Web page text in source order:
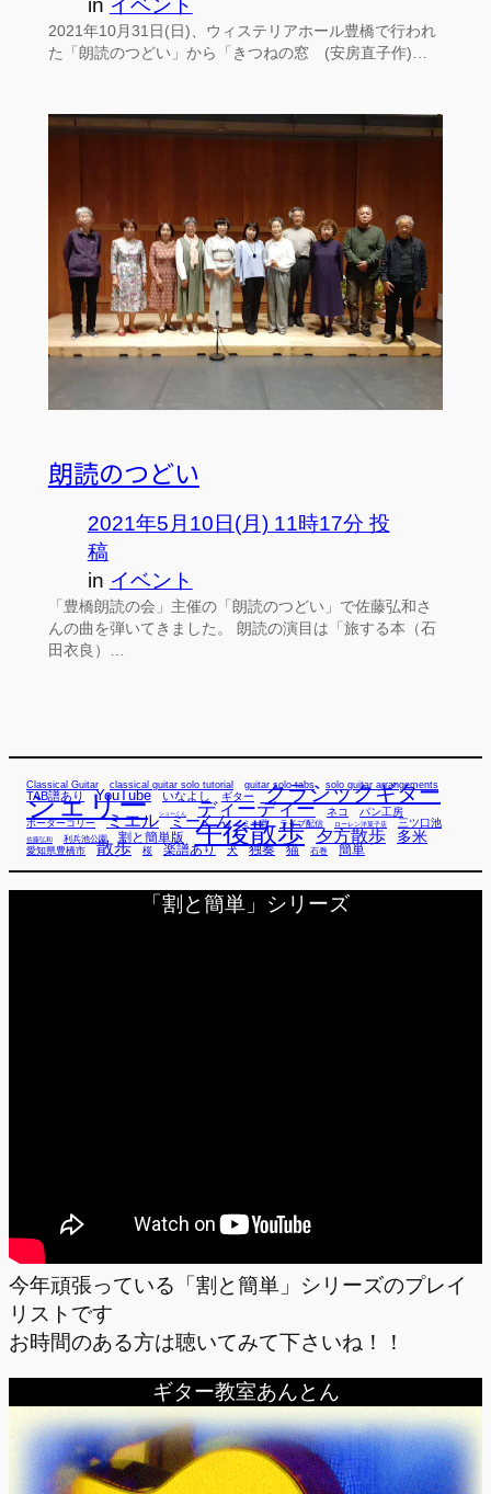
in イベント
2021年10月31日(日)、ウィステリアホール豊橋で行われ
た「朗読のつどい」から「きつねの窓 (安房直子作)…
朗読のつどい
2021年5月10日(月) 11時17分 投
稿
in イベント
「豊橋朗読の会」主催の「朗読のつどい」で佐藤弘和さ
んの曲を弾いてきました。 朗読の演目は「旅する本（石
田衣良）…
Classical Guitar classical guitar solo tutorial guitar solo tabs solo guitar arrangements
TAB譜あり YouTube いなよし ギター クラシックギター
シェリー シューくん ディーディー ネコ パン工房
ボーダーコリー ミエル ミーくん ミー君 ライブ配信 ローレン洋菓子店 三ツ口池
佐藤弘和 利兵池公園 割と簡単版 午後散歩 夕方散歩 多米
愛知県豊橋市 散歩 桜 楽譜あり 犬 独奏 猫 石巻 簡単
「割と簡単」シリーズ
今年頑張っている「割と簡単」シリーズのプレイ
リストです
お時間のある方は聴いてみて下さいね！！
ギター教室あんとん